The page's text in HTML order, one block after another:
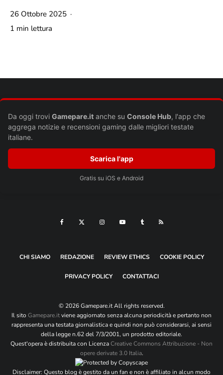
26 Ottobre 2025 ·
1 min lettura
Da oggi trovi Gamepare.it anche su Console Hub, l'app che
aggrega notizie e recensioni gaming dalle migliori testate
italiane.
Scarica l'app
Gratis su iOS e Android
CHI SIAMO REDAZIONE REVIEW ETHICS COOKIE POLICY
PRIVACY POLICY CONTATTACI
© 2026 Gamepare.it All rights reserved.
Il sito Gamepare.itviene aggiornato senza alcuna periodicità e pertanto non
rappresenta una testata giornalistica e quindi non può considerarsi, ai sensi
della legge n.62 del 7/3/2001, un prodotto editoriale.
Quest'opera è distribuita con LicenzaCreative Commons Attribuzione - Non
opere derivate 3.0 Italia.
Disclaimer: Questo blog è gestito da un fan e non è affiliato in alcun modo